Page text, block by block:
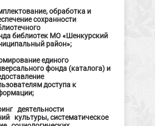
обработка и
сохранности
библиотек МО «Шенкурский
район»;
единого
фонда (каталога) и
доступа к
деятельности
культуры, систематическое